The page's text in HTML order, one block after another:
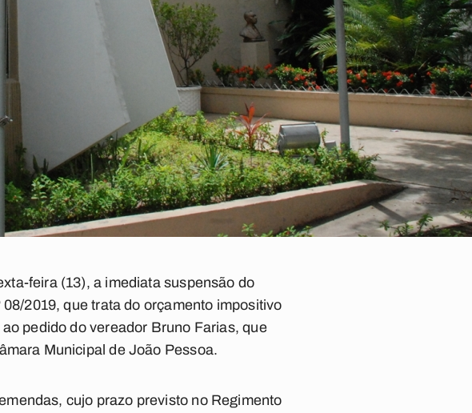
feira (13), a imediata suspensão do
2019, que trata do orçamento impositivo
pedido do vereador Bruno Farias, que
Municipal de João Pessoa.
cujo prazo previsto no Regimento